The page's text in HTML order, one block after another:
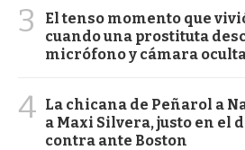
3
El tenso momento que
cuando una prostituta
micrófono y cámara
4 La chicana de Peñarol a
a Maxi Silvera, justo en el
contra ante Boston